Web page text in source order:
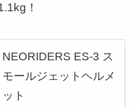
！
NEORIDERS ES-3 ス
モールジェットヘルメ
ット